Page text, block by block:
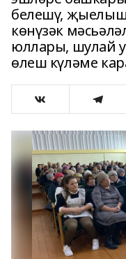
белешү,
көнүзәк
юллары, шулай
өлеш күләме